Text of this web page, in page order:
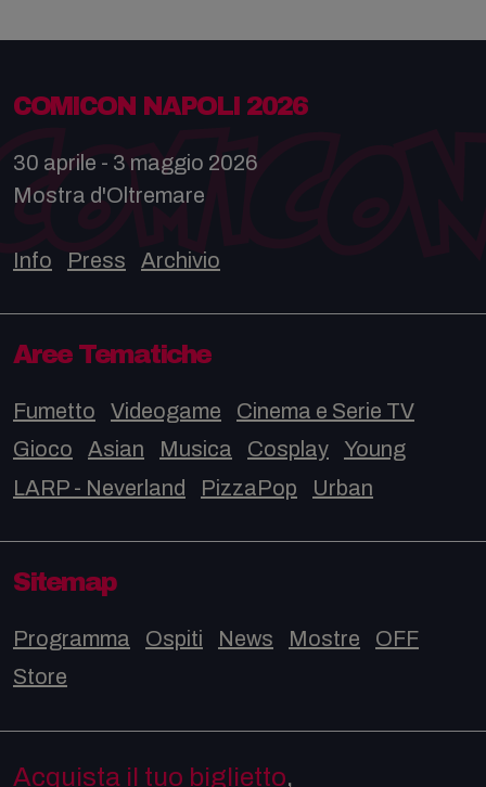
COMICON NAPOLI 2026
30 aprile - 3 maggio 2026
Mostra d'Oltremare
Info Press Archivio
Aree Tematiche
Fumetto Videogame
Cinema e Serie TV
Gioco
Asian Musica Cosplay
Young
LARP - Neverland
PizzaPop Urban
Sitemap
Programma Ospiti News Mostre
OFF
Store
Acquista il tuo biglietto,